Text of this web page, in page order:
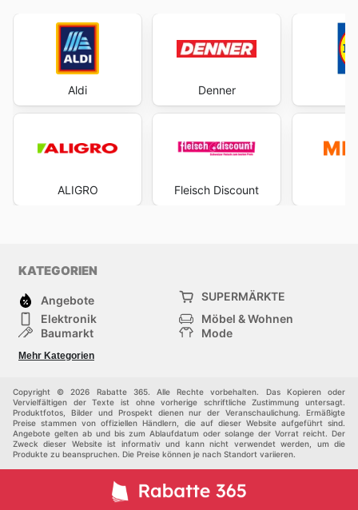
Aldi
ALIGRO
Denner
Fleisch Discount
KATEGORIEN
Angebote
SUPERMÄRKTE
Elektronik
Möbel & Wohnen
Baumarkt
Mode
Mehr Kategorien
Copyright © 2026 Rabatte 365. Alle Rechte vorbehalten. Das Kopieren oder
Vervielfältigen der Texte ist ohne vorherige schriftliche Zustimmung untersagt.
Produktfotos, Bilder und Prospekt dienen nur der Veranschaulichung. Ermäßigte
Preise stammen von offiziellen Händlern, die auf dieser Website aufgeführt sind.
Angebote gelten ab und bis zum Ablaufdatum oder solange der Vorrat reicht. Der
Zweck dieser Website ist informativ und kann nicht verwendet werden, um die
Produkte zu beanspruchen. Die Preise können je nach Standort variieren.